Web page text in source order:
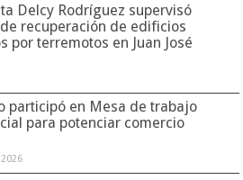
Delcy Rodríguez supervisó
recuperación de edificios
por terremotos en Juan José
participó en Mesa de trabajo
para potenciar comercio